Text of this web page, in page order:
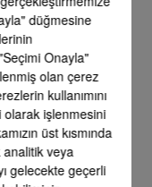
için geçerlidir;
özel bir sipariş
etkilemez.
açıkça itiraz
de verilen
onaylanmadığı
düğmesine
Onayla"
olan çerez
kullanımını
olarak işlenmesini
üst kısmında
analitik veya
gelecekte geçerli